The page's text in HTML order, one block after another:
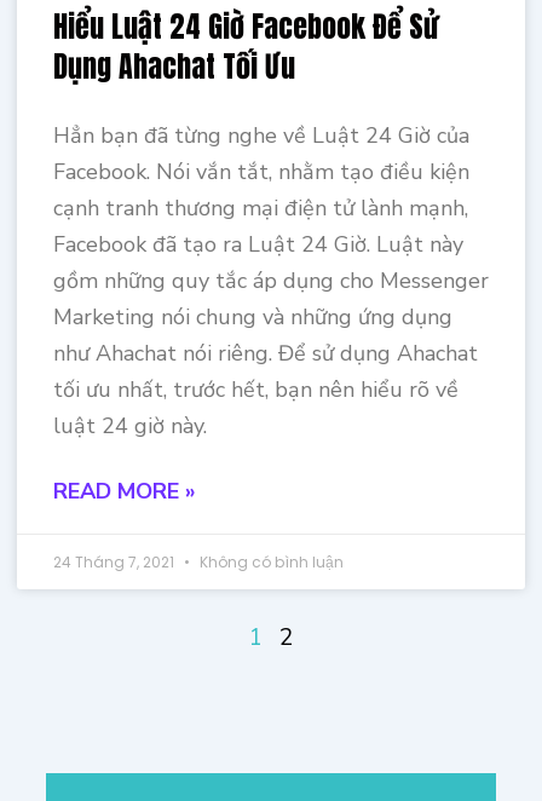
Hiểu Luật 24 Giờ Facebook Để Sử
Dụng Ahachat Tối Ưu
Hẳn bạn đã từng nghe về Luật 24 Giờ của
Facebook. Nói vắn tắt, nhằm tạo điều kiện
cạnh tranh thương mại điện tử lành mạnh,
Facebook đã tạo ra Luật 24 Giờ. Luật này
gồm những quy tắc áp dụng cho Messenger
Marketing nói chung và những ứng dụng
như Ahachat nói riêng. Để sử dụng Ahachat
tối ưu nhất, trước hết, bạn nên hiểu rõ về
luật 24 giờ này.
READ MORE »
24 Tháng 7, 2021 Không có bình luận
1 2